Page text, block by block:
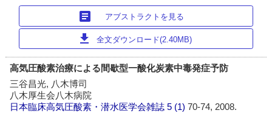
article アブストラクトを見る
download 全文ダウンロード(2.40MB)
高気圧酸素治療による間歇型一酸化炭素中毒発症予防
三谷昌光, 八木博司
八木厚生会八木病院
日本臨床高気圧酸素・潜水医学会雑誌 5 (1)70-74, 2008.